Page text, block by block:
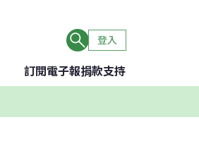
登入
訂閱電子報捐款支持